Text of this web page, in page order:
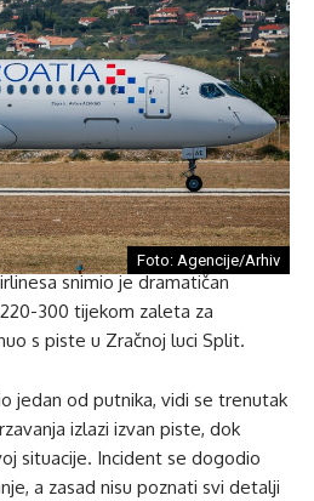
Foto: Agencije/Arhiv
snimio je dramatičan
300 tijekom zaleta za
s piste u Zračnoj luci Split.
jedan od putnika, vidi se trenutak
izlazi izvan piste, dok
situacije. Incident se dogodio
a zasad nisu poznati svi detalji